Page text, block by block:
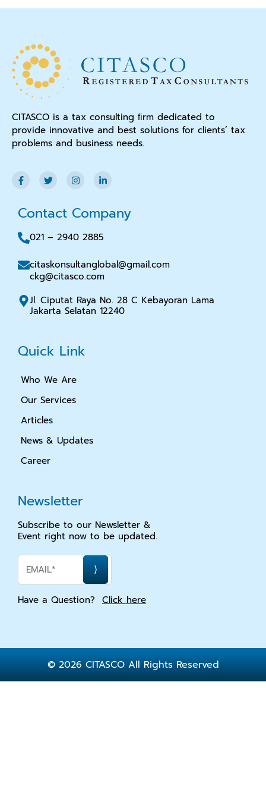
CITASCO is a tax consulting ﬁrm dedicated to
provide innovative and best solutions for clients’ tax
problems and business needs.
Contact Company
021 – 2940 2885
citaskonsultanglobal@gmail.com
ckg@citasco.com
Jl. Ciputat Raya No. 28 C Kebayoran Lama
Jakarta Selatan 12240
Quick Link
Who We Are
Our Services
Articles
News & Updates
Career
Newsletter
Subscribe to our Newsletter &
Event right now to be updated.
Have a Question? Click here
© 2026 CITASCO All Rights Reserved